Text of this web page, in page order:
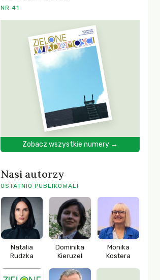
NR 41
Zobacz wszystkie numery →
Nasi autorzy
OSTATNIO PUBLIKOWALI
Natalia
Rudzka
Dominika
Kieruzel
Monika
Kostera